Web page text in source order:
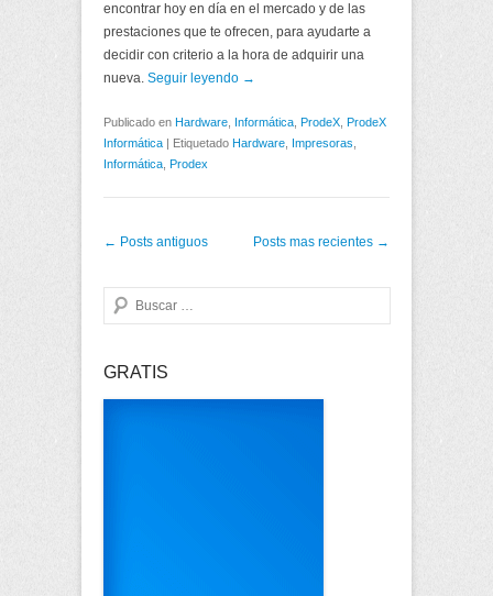
encontrar hoy en día en el mercado y de las
prestaciones que te ofrecen, para ayudarte a
decidir con criterio a la hora de adquirir una
nueva. Seguir leyendo →
Publicado en Hardware Informática ProdeX ProdeX
Informática | Etiquetado Hardware Impresoras
Informática Prodex
Post navigation
← Posts antiguos Posts mas recientes →
Buscar
GRATIS